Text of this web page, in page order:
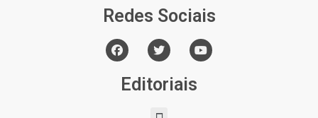
Redes Sociais
Editoriais